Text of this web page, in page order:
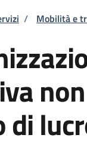
di
/ Mobilità e
di